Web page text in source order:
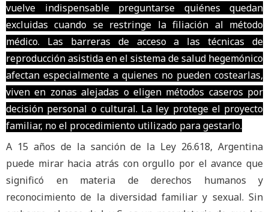
vuelve indispensable preguntarse quiénes quedan
excluidas cuando se restringe la filiación al método
médico. Las barreras de acceso a las técnicas de
reproducción asistida en el sistema de salud hegemónico
afectan especialmente a quienes no pueden costearlas,
viven en zonas alejadas o eligen métodos caseros por
decisión personal o cultural. La ley protege el proyecto
familiar, no el procedimiento utilizado para gestarlo.
A 15 años de la sanción de la Ley 26.618, Argentina
puede mirar hacia atrás con orgullo por el avance que
significó en materia de derechos humanos y
reconocimiento de la diversidad familiar y sexual. Sin